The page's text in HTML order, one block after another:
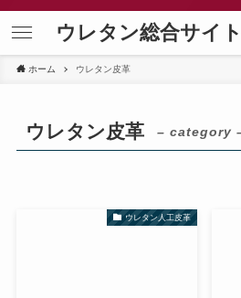
ウレタン総合サイ
ホーム ウレタン皮革
ウレタン皮革 – category
ウレタン人工皮革